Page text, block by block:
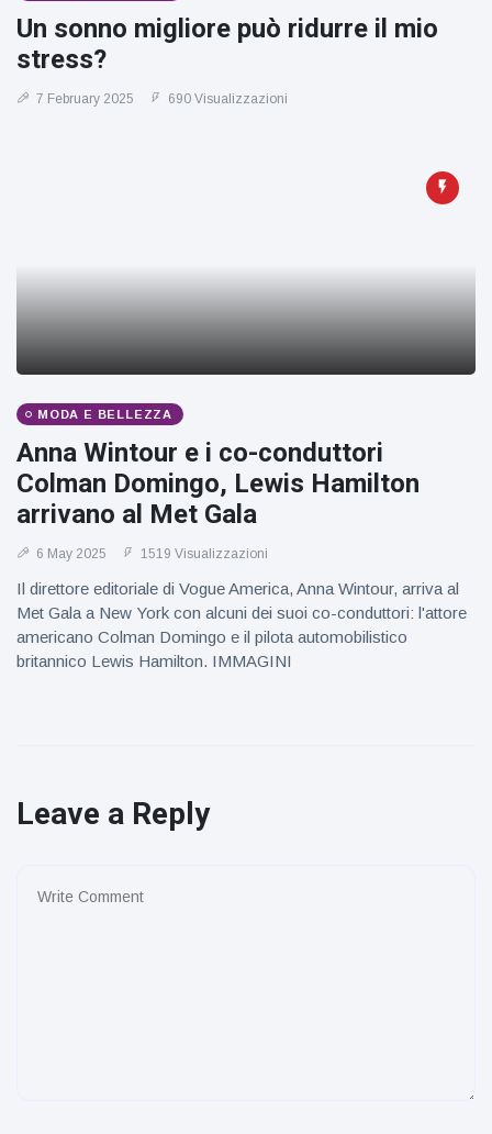
Un sonno migliore può ridurre il mio
stress?
7 February 2025 690 Visualizzazioni
MODA E BELLEZZA
Anna Wintour e i co-conduttori
Colman Domingo, Lewis Hamilton
arrivano al Met Gala
6 May 2025 1519 Visualizzazioni
Il direttore editoriale di Vogue America, Anna Wintour, arriva al
Met Gala a New York con alcuni dei suoi co-conduttori: l'attore
americano Colman Domingo e il pilota automobilistico
britannico Lewis Hamilton. IMMAGINI
Leave a Reply